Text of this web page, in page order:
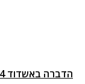
הדברה באשדוד 24 שעות ביממה